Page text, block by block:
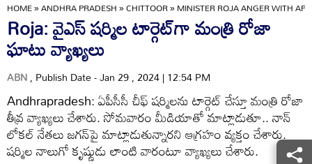
HOME»ANDHRA PRADESH»CHITTOOR»MINISTER ROJA ANGER WITH
Roja: వైఎస్ షర్మిల టార్గెట్‌గా మంత్రి రోజా
ఘాటు వ్యాఖ్యలు
ABN, Publish Date - Jan 29 , 2024 | 12:54 PM
Andhrapradesh: ఏపీసీసీ చీఫ్ షర్మిలను టార్గెట్ చేస్తూ మంత్రి రోజా
తీవ్ర వ్యాఖ్యలు చేశారు. సోమవారం మీడియాతో మాట్లాడుతూ.. నాన్
లోకల్ నేతలు జగన్‌పై మాట్లాడుతున్నారని ఆగ్రహం వ్యక్తం చేశారు.
షర్మిల నాలుగో కృష్ణుడు లాంటి వారంటూ వ్యాఖ్యలు చేశారు.